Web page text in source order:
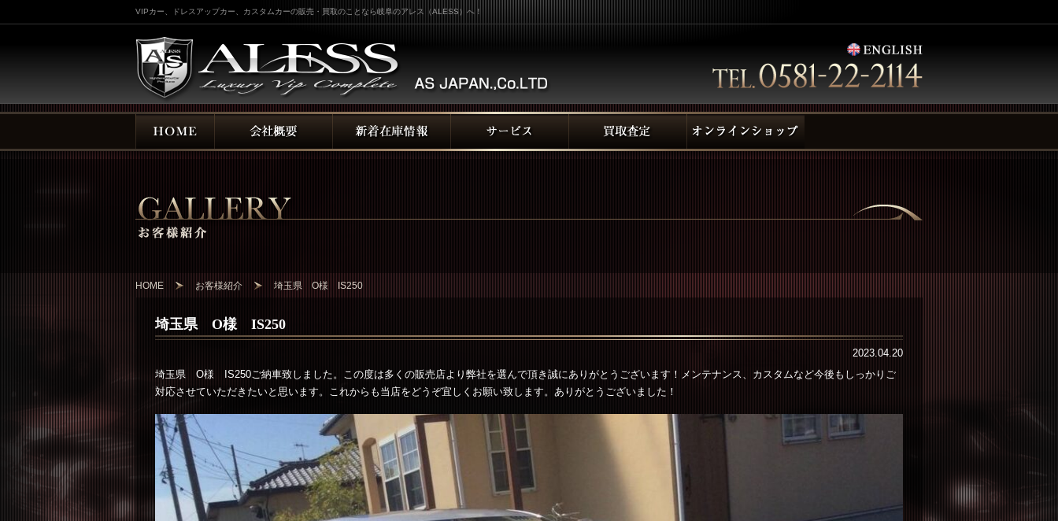
VIPカー、ドレスアップカー、カスタムカーの販売・買取のことなら岐阜のアレス（ALESS）へ！
HOME お客様紹介 埼玉県 O様 IS250
埼玉県 O様 IS250
2023.04.20
埼玉県 O様 IS250ご納車致しました。この度は多くの販売店より弊社を選んで頂き誠にありがとうございます！メンテナンス、カスタムなど今後もしっかりご
対応させていただきたいと思います。これからも当店をどうぞ宜しくお願い致します。ありがとうございました！